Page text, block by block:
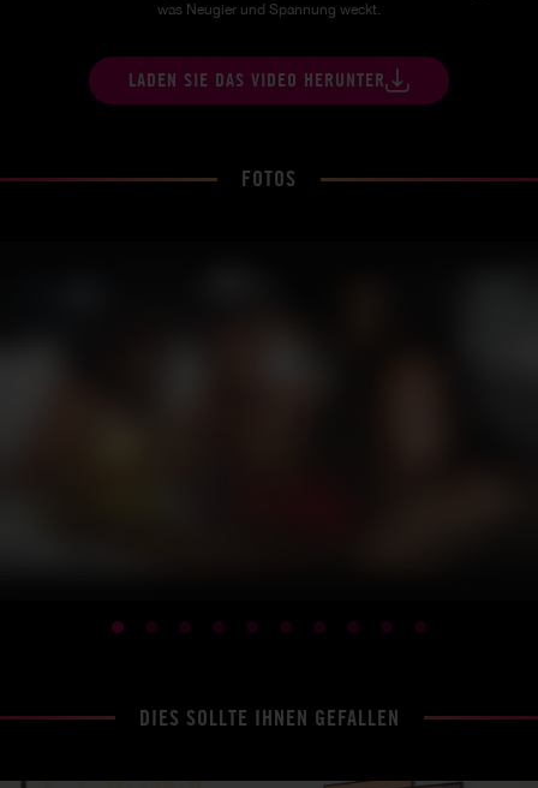
was Neugier und Spannung weckt.
LADEN SIE DAS VIDEO HERUNTER
FOTOS
DIES SOLLTE IHNEN GEFALLEN